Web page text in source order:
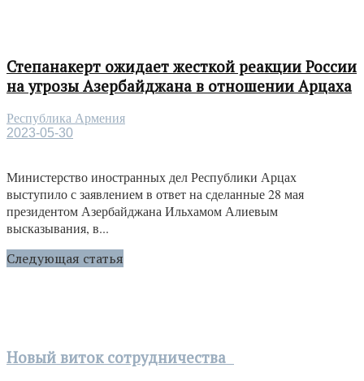
Степанакерт ожидает жесткой реакции России
на угрозы Азербайджана в отношении Арцаха
Республика Армения
2023-05-30
Министерство иностранных дел Республики Арцах
выступило с заявлением в ответ на сделанные 28 мая
президентом Азербайджана Ильхамом Алиевым
высказывания, в...
Следующая статья
Новый виток сотрудничества